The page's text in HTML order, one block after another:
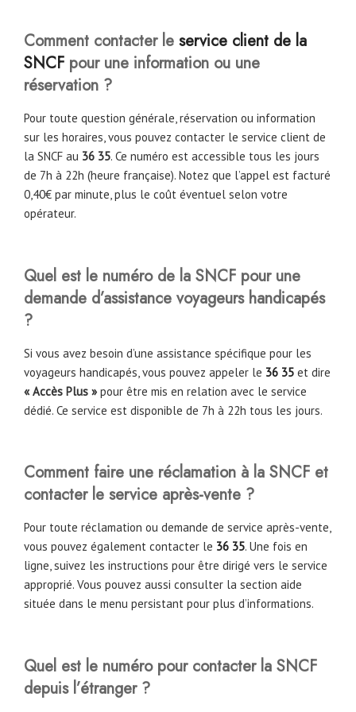
Comment contacter le service client de la
SNCF pour une information ou une
réservation ?
Pour toute question générale, réservation ou information
sur les horaires, vous pouvez contacter le service client de
la SNCF au 36 35. Ce numéro est accessible tous les jours
de 7h à 22h (heure française). Notez que l’appel est facturé
0,40€ par minute, plus le coût éventuel selon votre
opérateur.
Quel est le numéro de la SNCF pour une
demande d’assistance voyageurs handicapés
?
Si vous avez besoin d’une assistance spécifique pour les
voyageurs handicapés, vous pouvez appeler le 36 35 et dire
« Accès Plus » pour être mis en relation avec le service
dédié. Ce service est disponible de 7h à 22h tous les jours.
Comment faire une réclamation à la SNCF et
contacter le service après-vente ?
Pour toute réclamation ou demande de service après-vente,
vous pouvez également contacter le 36 35. Une fois en
ligne, suivez les instructions pour être dirigé vers le service
approprié. Vous pouvez aussi consulter la section aide
située dans le menu persistant pour plus d’informations.
Quel est le numéro pour contacter la SNCF
depuis l’étranger ?